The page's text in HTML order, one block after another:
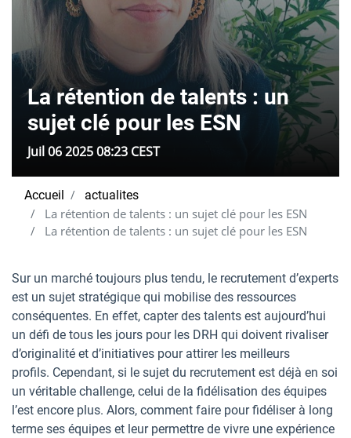
La rétention de talents : un
sujet clé pour les ESN
Juil 06 2025 08:23 CEST
Accueil actualites
La rétention de talents : un sujet clé pour les ESN
La rétention de talents : un sujet clé pour les ESN
Sur un marché toujours plus tendu, le recrutement d’experts
est un sujet stratégique qui mobilise des ressources
conséquentes. En effet, capter des talents est aujourd’hui
un défi de tous les jours pour les DRH qui doivent rivaliser
d’originalité et d’initiatives pour attirer les meilleurs
profils. Cependant, si le sujet du recrutement est déjà en soi
un véritable challenge, celui de la fidélisation des équipes
l’est encore plus. Alors, comment faire pour fidéliser à long
terme ses équipes et leur permettre de vivre une expérience